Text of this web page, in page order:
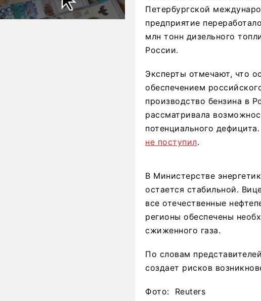
Петербургской
предприятие
млн тонн дизельного
России.
Эксперты отмечают, что
обеспечением
производство бензина в
рассматривала
потенциального
не поступил.
В Министерстве
остается стабильной.
все отечественные
регионы обеспечены
сжиженного газа.
По словам
создает рисков
Фото: Reuters